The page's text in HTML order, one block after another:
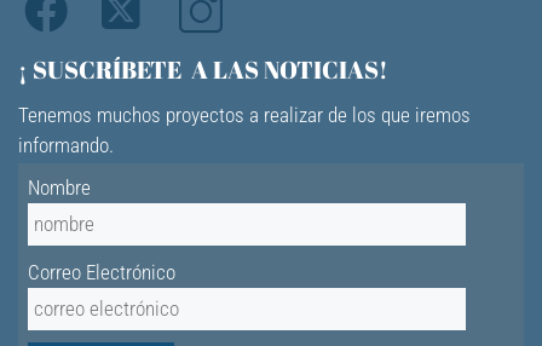
¡ SUSCRÍBETE A LAS NOTICIAS!
Tenemos muchos proyectos a realizar de los que iremos
informando.
Nombre
Correo Electrónico